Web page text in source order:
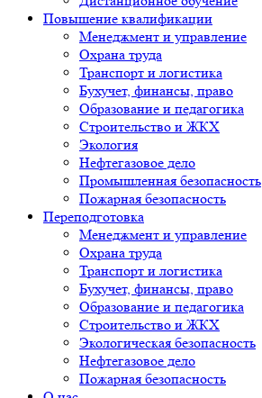
Повышение квалификации
Менеджмент и управление
Охрана труда
Транспорт и логистика
Бухучет, финансы, право
Образование и педагогика
Строительство и ЖКХ
Экология
Нефтегазовое дело
Промышленная безопасность
Пожарная безопасность
Переподготовка
Менеджмент и управление
Охрана труда
Транспорт и логистика
Бухучет, финансы, право
Образование и педагогика
Строительство и ЖКХ
Экологическая безопасность
Нефтегазовое дело
Пожарная безопасность